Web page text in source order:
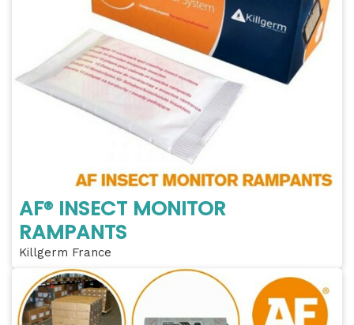
AF® INSECT MONITOR
RAMPANTS
Killgerm France